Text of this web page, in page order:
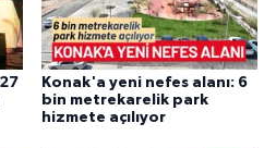
Konak'a yeni nefes alanı: 6
bin metrekarelik park
hizmete açılıyor